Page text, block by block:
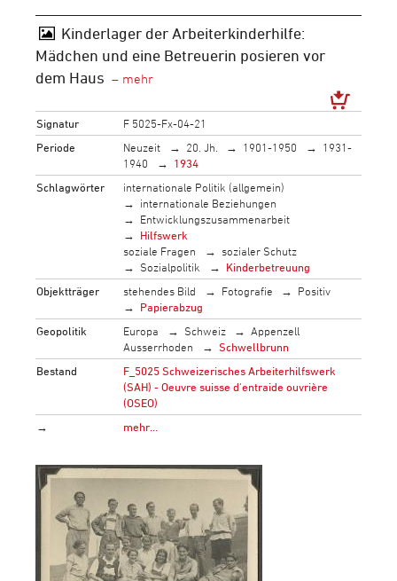
Kinderlager der Arbeiterkinderhilfe:
Mädchen und eine Betreuerin posieren vor
dem Haus
Signatur
F 5025-Fx-04-21
Periode
Neuzeit 20. Jh. 1901-1950
1931-
1940
1934
Schlagwörter
internationale Politik (allgemein)
internationale Beziehungen
Entwicklungszusammenarbeit
Hilfswerk
soziale Fragen
sozialer Schutz
Sozialpolitik
Kinderbetreuung
Objektträger
stehendes Bild Fotografie
Positiv
Papierabzug
Geopolitik
Europa Schweiz
Appenzell
Ausserrhoden
Schwellbrunn
Bestand
F_5025 Schweizerisches Arbeiterhilfswerk
(SAH) - Oeuvre suisse d'entraide ouvrière
(OSEO)
→
mehr…